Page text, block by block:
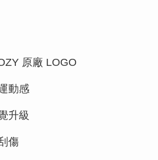
原廠 LOGO
動感
升級
傷